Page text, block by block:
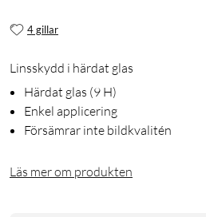
4 gillar
Linsskydd i härdat glas
Härdat glas (9 H)
Enkel applicering
Försämrar inte bildkvalitén
Läs mer om produkten